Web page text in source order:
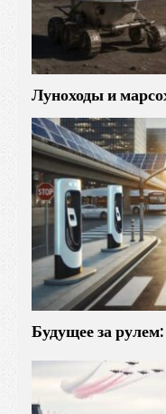
Луноходы и
Будущее за